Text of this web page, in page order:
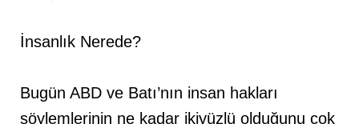
İnsanlık Nerede?
Bugün ABD ve Batı’nın insan hakları
söylemlerinin ne kadar ikiyüzlü olduğunu çok